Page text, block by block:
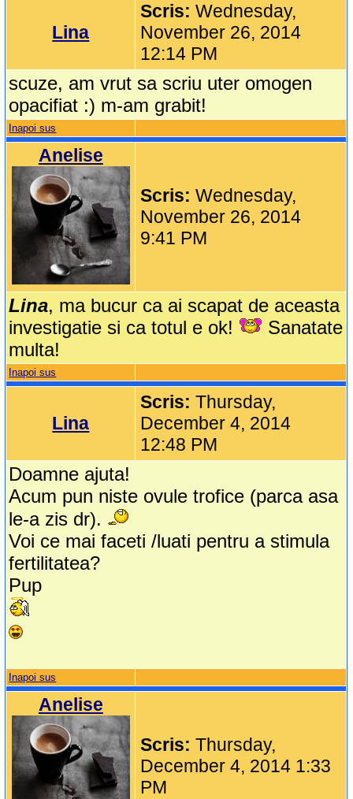
Lina
Scris:Wednesday,
November 26, 2014
12:14 PM
scuze, am vrut sa scriu uter omogen
opacifiat :) m-am grabit!
Inapoi sus
Anelise
Scris:Wednesday,
November 26, 2014
9:41 PM
Lina, ma bucur ca ai scapat de aceasta
investigatie si ca totul e ok!
Sanatate
multa!
Inapoi sus
Lina
Scris:Thursday,
December 4, 2014
12:48 PM
Doamne ajuta!
Acum pun niste ovule trofice (parca asa
le-a zis dr).
Voi ce mai faceti /luati pentru a stimula
fertilitatea?
Pup
Inapoi sus
Anelise
Scris:Thursday,
December 4, 2014 1:33
PM